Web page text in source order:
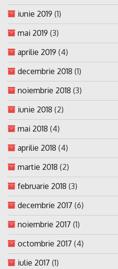
iunie 2019 (1)
mai 2019 (3)
aprilie 2019 (4)
decembrie 2018 (1)
noiembrie 2018 (3)
iunie 2018 (2)
mai 2018 (4)
aprilie 2018 (4)
martie 2018 (2)
februarie 2018 (3)
decembrie 2017 (6)
noiembrie 2017 (1)
octombrie 2017 (4)
iulie 2017 (1)